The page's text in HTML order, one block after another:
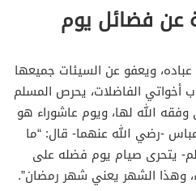
عن فضائل يوم
عباده، ويعفو عن السيئات جميعها
أخواتي الفاضلات، يحرص المسلم
وفقه الله لها، ويوم عاشوراء هو
-رضي الله عنهما- قال: “ما
يتحرى صيام يوم فضله على
وهذا الشهر يعني شهر رمضان”.